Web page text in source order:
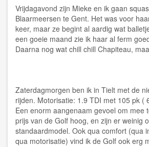
Vrijdagavond zijn Mieke en ik gaan
Blaarmeersen te Gent. Het was voor
keer, maar ze begint al aardig wat
een goeie maand zie ik haar al ferm
Daarna nog wat chill chill Chapiteau,
Zaterdagmorgen ben ik in Tielt met de
rijden. Motorisatie: 1.9 TDI met 105 pk (
Een enorm aangenaam gevoel om mee
prijs van de Golf hoog, en zijn er weinig
standaardmodel. Ook qua comfort (qua
qua motorisatie) vind ik de Golf ook erg